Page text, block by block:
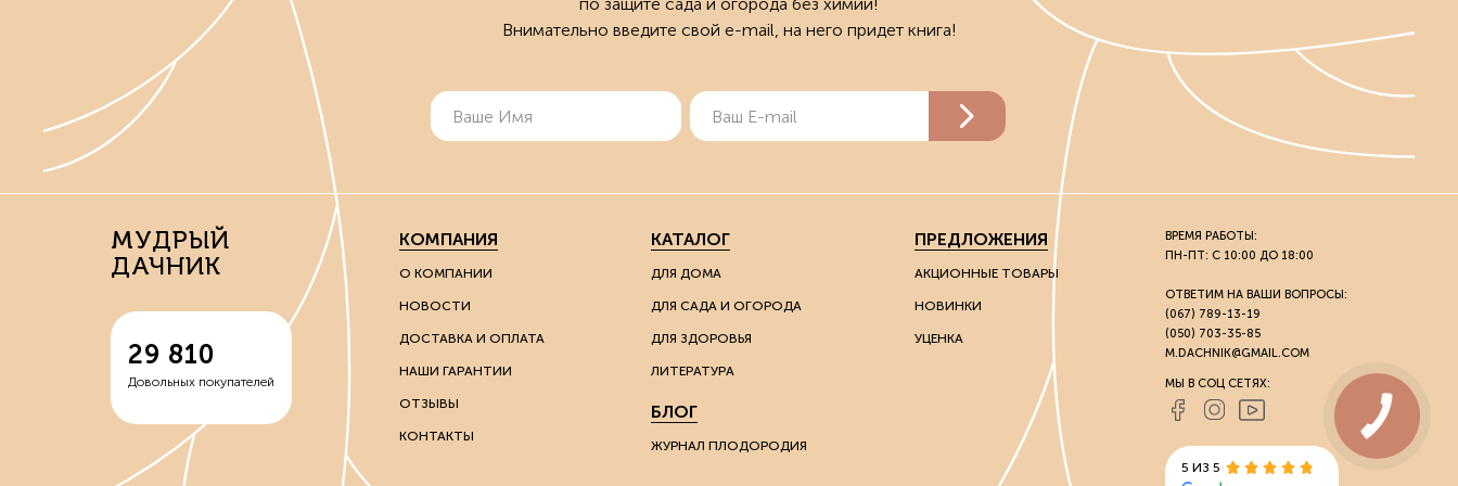
Внимательно введите свой e-mail, на него придет книга!
МУДРЫЙ
ДАЧНИК
29 810
Довольных покупателей
КОМПАНИЯ
О КОМПАНИИ
НОВОСТИ
ДОСТАВКА И ОПЛАТА
НАШИ ГАРАНТИИ
ОТЗЫВЫ
КОНТАКТЫ
КАТАЛОГ
ДЛЯ ДОМА
ДЛЯ САДА И ОГОРОДА
ДЛЯ ЗДОРОВЬЯ
ЛИТЕРАТУРА
БЛОГ
ЖУРНАЛ ПЛОДОРОДИЯ
ПРЕДЛОЖЕНИЯ
АКЦИОННЫЕ ТОВАРЫ
НОВИНКИ
УЦЕНКА
ВРЕМЯ РАБОТЫ:
ПН-ПТ: С 10:00 ДО 18:00
ОТВЕТИМ НА ВАШИ ВОПРОСЫ:
(067) 789-13-19
(050) 703-35-85
M.DACHNIK@GMAIL.COM
МЫ В СОЦ СЕТЯХ:
5 ИЗ 5